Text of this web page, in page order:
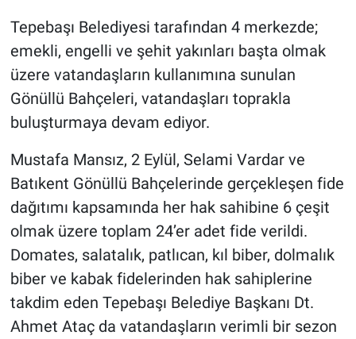
Tepebaşı Belediyesi tarafından 4 merkezde;
emekli, engelli ve şehit yakınları başta olmak
üzere vatandaşların kullanımına sunulan
Gönüllü Bahçeleri, vatandaşları toprakla
buluşturmaya devam ediyor.
Mustafa Mansız, 2 Eylül, Selami Vardar ve
Batıkent Gönüllü Bahçelerinde gerçekleşen fide
dağıtımı kapsamında her hak sahibine 6 çeşit
olmak üzere toplam 24’er adet fide verildi.
Domates, salatalık, patlıcan, kıl biber, dolmalık
biber ve kabak fidelerinden hak sahiplerine
takdim eden Tepebaşı Belediye Başkanı Dt.
Ahmet Ataç da vatandaşların verimli bir sezon